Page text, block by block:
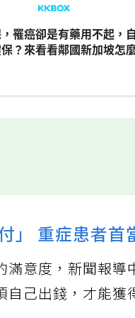
」 重症患者首
意度，新聞報導
自己出錢，才能獲